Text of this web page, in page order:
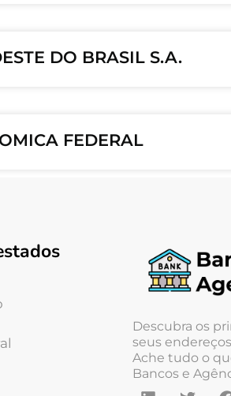
DO BRASIL S.A.
FEDERAL
Descubra os
seus
Ache tudo o
Bancos e